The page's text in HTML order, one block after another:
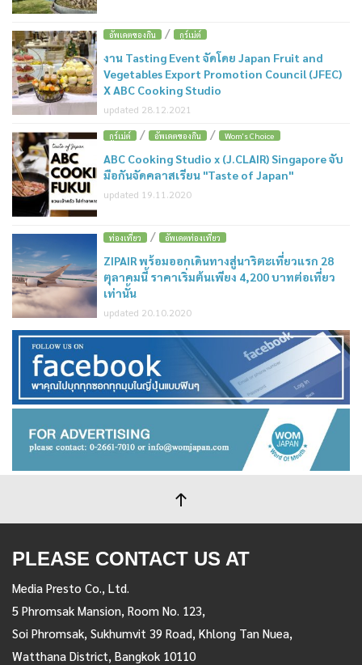
อัพเดตของกิน / กูร์เม่ต์
งาน Tasting Event จัดโดย Japan Fruit and
Vegetables Export Promotion Council (JFEC)
X ABC Cooking Studio
updated 28.12.2021
กูร์เม่ต์ / อัพเดตของกิน / Wom's Choice
ABC Cooking Studio x (J.CLAIR) Singapore จับ
มือกันจัดคลาสเรียน "Taste of Japan"
updated 19.11.2020
ท่องเที่ยว / อัพเดตท่องเที่ยว
ZIPAIR พร้อมออกเดินทางสู่นาริตะเที่ยวแรก 28
ตุลาคมนี้ ราคาเริ่มต้นเพียง 4,200 บาทต่อเที่ยว
เท่านั้น
updated 20.10.2020
PLEASE CONTACT US AT
Media Presto Co., Ltd.
5 Phromsak Mansion, Room No. 123,
Soi Phromsak, Sukhumvit 39 Road, Khlong Tan Nuea,
Watthana District, Bangkok 10110